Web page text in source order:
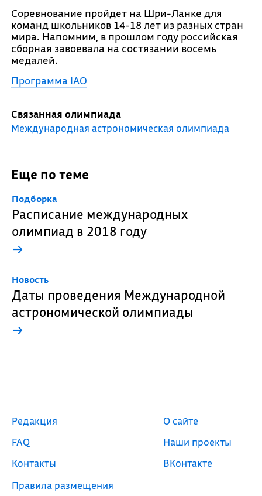
Соревнование пройдет на Шри-Ланке для
команд школьников 14-18 лет из разных стран
мира. Напомним, в прошлом году российская
сборная завоевала на состязании восемь
медалей.
Программа IAO
Связанная олимпиада
Международная астрономическая олимпиада
Еще по теме
Подборка
Расписание международных
олимпиад в 2018 году
→
Новость
Даты проведения Международной
астрономической олимпиады
→
Редакция
FAQ
Контакты
Правила размещения
О сайте
Наши проекты
ВКонтакте